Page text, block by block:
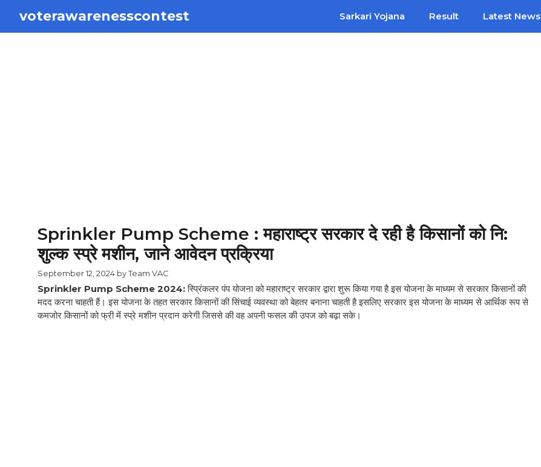
content
voterawarenesscontest Sarkari Yojana Result Latest News
Sprinkler Pump Scheme : महाराष्ट्र सरकार दे रही है किसानों को नि:
शुल्क स्प्रे मशीन, जाने आवेदन प्रक्रिया
September 12, 2024 by Team VAC
Sprinkler Pump Scheme 2024:स्प्रिंकलर पंप योजना को महाराष्ट्र सरकार द्वारा शुरू किया गया है इस योजना के माध्यम से सरकार किसानों की
मदद करना चाहती हैं। इस योजना के तहत सरकार किसानों की सिंचाई व्यवस्था को बेहतर बनाना चाहती है इसलिए सरकार इस योजना के माध्यम से आर्थिक रूप से
कमजोर किसानों को फ्री में स्प्रे मशीन प्रदान करेगी जिससे की वह अपनी फसल की उपज को बढ़ा सके।